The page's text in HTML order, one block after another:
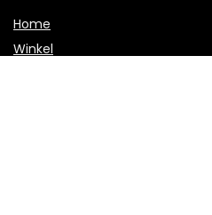
Home
Winkel